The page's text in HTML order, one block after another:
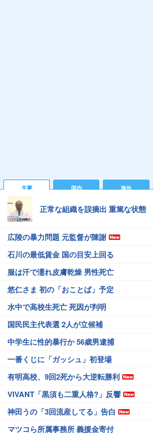
主要 国内 海外
正常な組織を誤摘出 重篤な状態
広陵の暴力問題 元監督が陳謝
石川の最低賃金 国の目安上回る
服は汗で濡れ皮膚乾燥 男性死亡
悠仁さま 初の「おことば」予定
水中で高校生死亡 死因が判明
国民民主代表選 2人が立候補
中学生に性的暴行か 56歳男逮捕
一番くじに「ガッシュ」初登場
有明高校、9回2死から大逆転勝利
VIVANT「黒須も二重人格?」反響
神田うの「3回流産してる」告白
マツコら所属事務所 義援金寄付